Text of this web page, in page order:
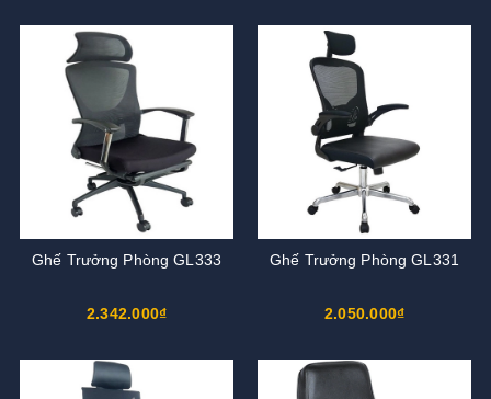
Ghế Trưởng Phòng GL333
2.342.000₫
Ghế Trưởng Phòng GL331
2.050.000₫